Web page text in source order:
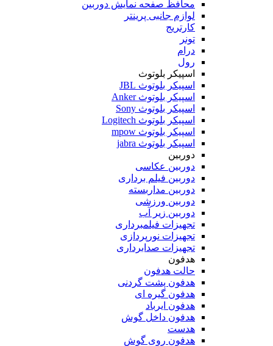
محافظ صفحه نمایش دوربین
لوازم جانبی پرینتر
کارتریج
تونر
درام
رول
اسپیکر بلوتوث
اسپیکر بلوتوث JBL
اسپیکر بلوتوث Anker
اسپیکر بلوتوث Sony
اسپیکر بلوتوث Logitech
اسپیکر بلوتوث mpow
اسپیکر بلوتوث jabra
دوربین
دوربین عکاسی
دوربین فیلم برداری
دوربین مداربسته
دوربین ورزشی
دوربین زیر آب
تجهیزات فیلمبرداری
تجهیزات نورپردازی
تجهیزات صدابرداری
هدفون
حالت هدفون
هدفون پشت گردنی
هدفون گیره ای
هدفون ایرباد
هدفون داخل گوش
هدست
هدفون روی گوش